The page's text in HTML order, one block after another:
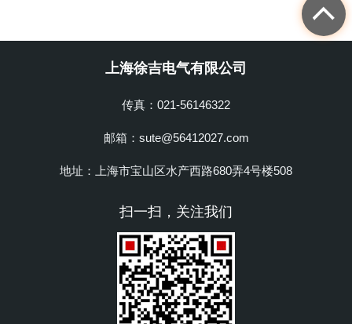
上海徐吉电气有限公司
传真：021-56146322
邮箱：sute@56412027.com
地址：上海市宝山区水产西路680弄4号楼508
扫一扫，关注我们